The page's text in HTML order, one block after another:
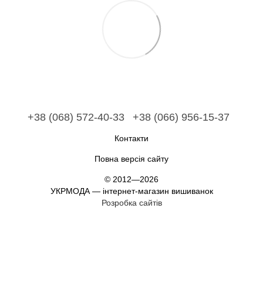
+38 (068) 572-40-33 +38 (066) 956-15-37
Контакти
Повна версія сайту
© 2012—2026
УКРМОДА — інтернет-магазин вишиванок
Розробка сайтів